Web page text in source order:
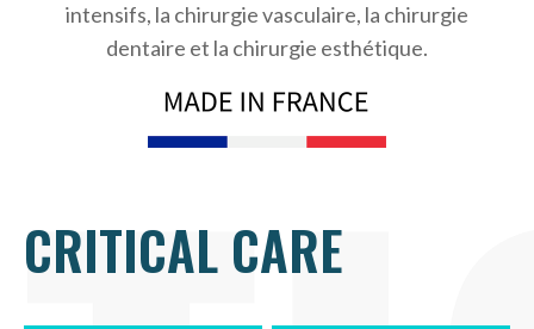
intensifs, la chirurgie vasculaire, la chirurgie
dentaire et la chirurgie esthétique.
CRITICAL CARE